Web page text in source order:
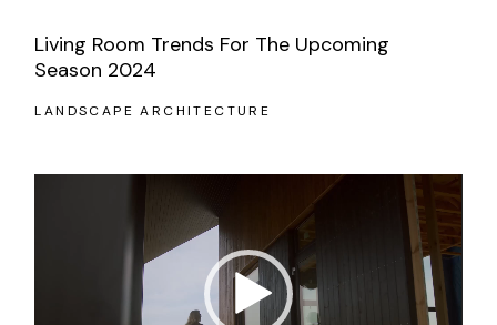
Living Room Trends For The Upcoming
Season 2024
LANDSCAPE ARCHITECTURE